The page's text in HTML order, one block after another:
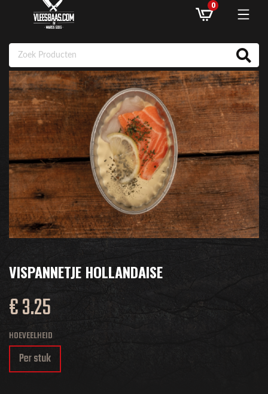
ASSORTIMENT
AANBIEDINGEN
RECEPTEN
KLANTENSERVICE
INLOGGEN
0
VISPANNETJE HOLLANDAISE
€ 3.25
HOEVEELHEID
Per stuk